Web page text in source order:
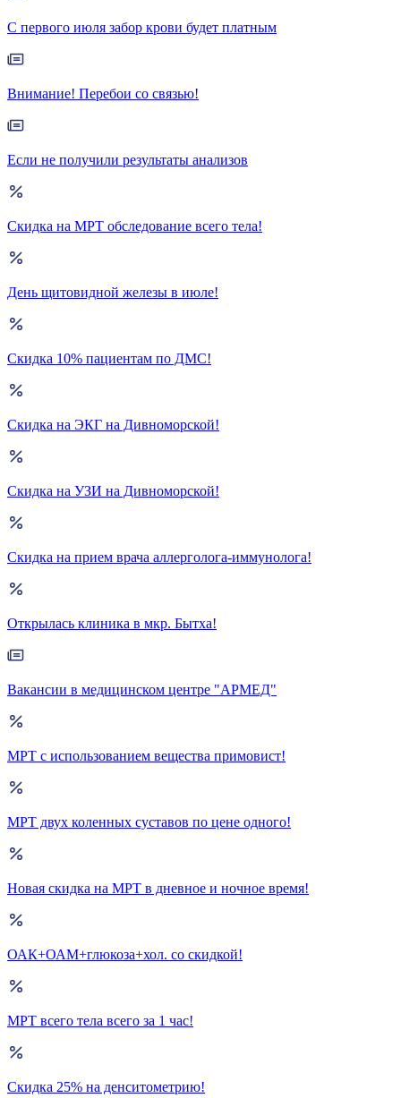
С первого июля забор крови будет платным
Внимание! Перебои со связью!
Если не получили результаты анализов
Скидка на МРТ обследование всего тела!
День щитовидной железы в июле!
Скидка 10% пациентам по ДМС!
Скидка на ЭКГ на Дивноморской!
Скидка на УЗИ на Дивноморской!
Скидка на прием врача аллерголога-иммунолога!
Открылась клиника в мкр. Бытха!
Вакансии в медицинском центре "АРМЕД"
МРТ с использованием вещества примовист!
МРТ двух коленных суставов по цене одного!
Новая скидка на МРТ в дневное и ночное время!
ОАК+ОАМ+глюкоза+хол. со скидкой!
МРТ всего тела всего за 1 час!
Скидка 25% на денситометрию!